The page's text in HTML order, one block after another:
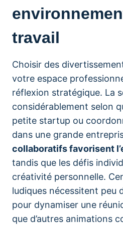
travail
Choisir des
votre espace
réflexion stratégique. La
considérablement selon
petite startup ou
dans une grande
collaboratifs favorisent
tandis que les défis
créativité personnelle.
ludiques nécessitent peu
pour dynamiser une
que d’autres animations